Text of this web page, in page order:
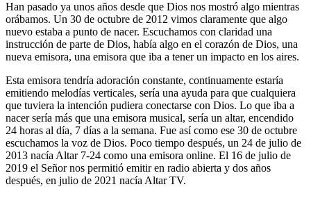
Han pasado ya unos años desde que Dios nos mostró algo mientras
orábamos. Un 30 de octubre de 2012 vimos claramente que algo
nuevo estaba a punto de nacer. Escuchamos con claridad una
instrucción de parte de Dios, había algo en el corazón de Dios, una
nueva emisora, una emisora que iba a tener un impacto en los aires.
Esta emisora tendría adoración constante, continuamente estaría
emitiendo melodías verticales, sería una ayuda para que cualquiera
que tuviera la intención pudiera conectarse con Dios. Lo que iba a
nacer sería más que una emisora musical, sería un altar, encendido
24 horas al día, 7 días a la semana. Fue así como ese 30 de octubre
escuchamos la voz de Dios. Poco tiempo después, un 24 de julio de
2013 nacía Altar 7-24 como una emisora online. El 16 de julio de
2019 el Señor nos permitió emitir en radio abierta y dos años
después, en julio de 2021 nacía Altar TV.